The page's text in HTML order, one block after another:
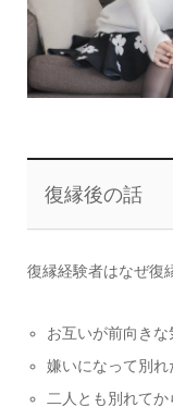
復縁後の話
復縁経験者はなぜ復
お互いが前向き
嫌いになって別
二人とも別れて